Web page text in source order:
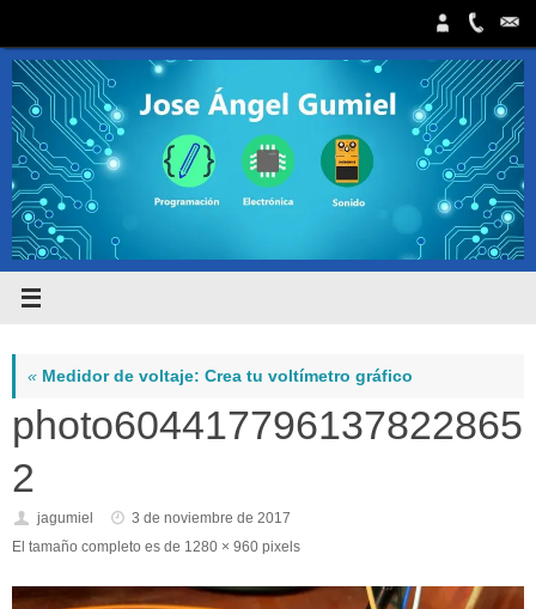
contenido
« Medidor de voltaje: Crea tu voltímetro gráfico
photo604417796137822865
2
jagumiel
3 de noviembre de 2017
El tamaño completo es de 1280 × 960 pixels